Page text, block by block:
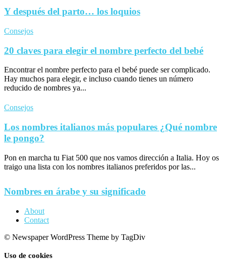
Y después del parto… los loquios
Consejos
20 claves para elegir el nombre perfecto del bebé
Encontrar el nombre perfecto para el bebé puede ser complicado.
Hay muchos para elegir, e incluso cuando tienes un número
reducido de nombres ya...
Consejos
Los nombres italianos más populares ¿Qué nombre
le pongo?
Pon en marcha tu Fiat 500 que nos vamos dirección a Italia. Hoy os
traigo una lista con los nombres italianos preferidos por las...
Nombres en árabe y su significado
About
Contact
© Newspaper WordPress Theme by TagDiv
Uso de cookies